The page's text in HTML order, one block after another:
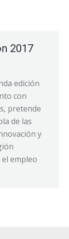
2017
edición
con
pretende
de las
y
empleo